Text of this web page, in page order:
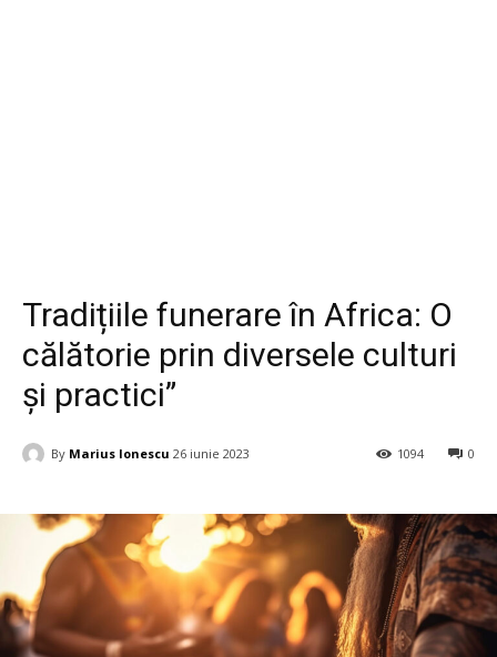
Tradițiile funerare în Africa: O
călătorie prin diversele culturi
și practici”
By Marius Ionescu 26 iunie 2023 0
1094